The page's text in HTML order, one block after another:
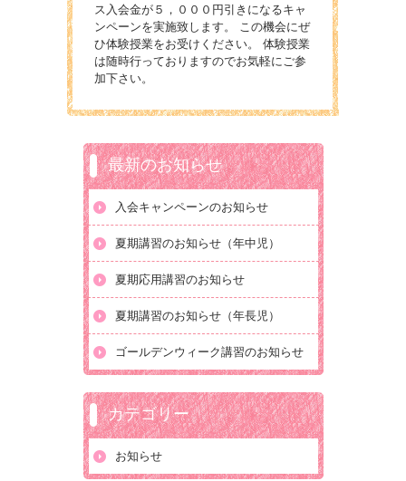
ス入会金が５，０００円引きになるキャ
ンペーンを実施致します。 この機会にぜ
ひ体験授業をお受けください。 体験授業
は随時行っておりますのでお気軽にご参
加下さい。
最新のお知らせ
入会キャンペーンのお知らせ
夏期講習のお知らせ（年中児）
夏期応用講習のお知らせ
夏期講習のお知らせ（年長児）
ゴールデンウィーク講習のお知らせ
カテゴリー
お知らせ